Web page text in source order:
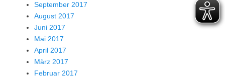
September 2017
August 2017
Juni 2017
Mai 2017
April 2017
März 2017
Februar 2017